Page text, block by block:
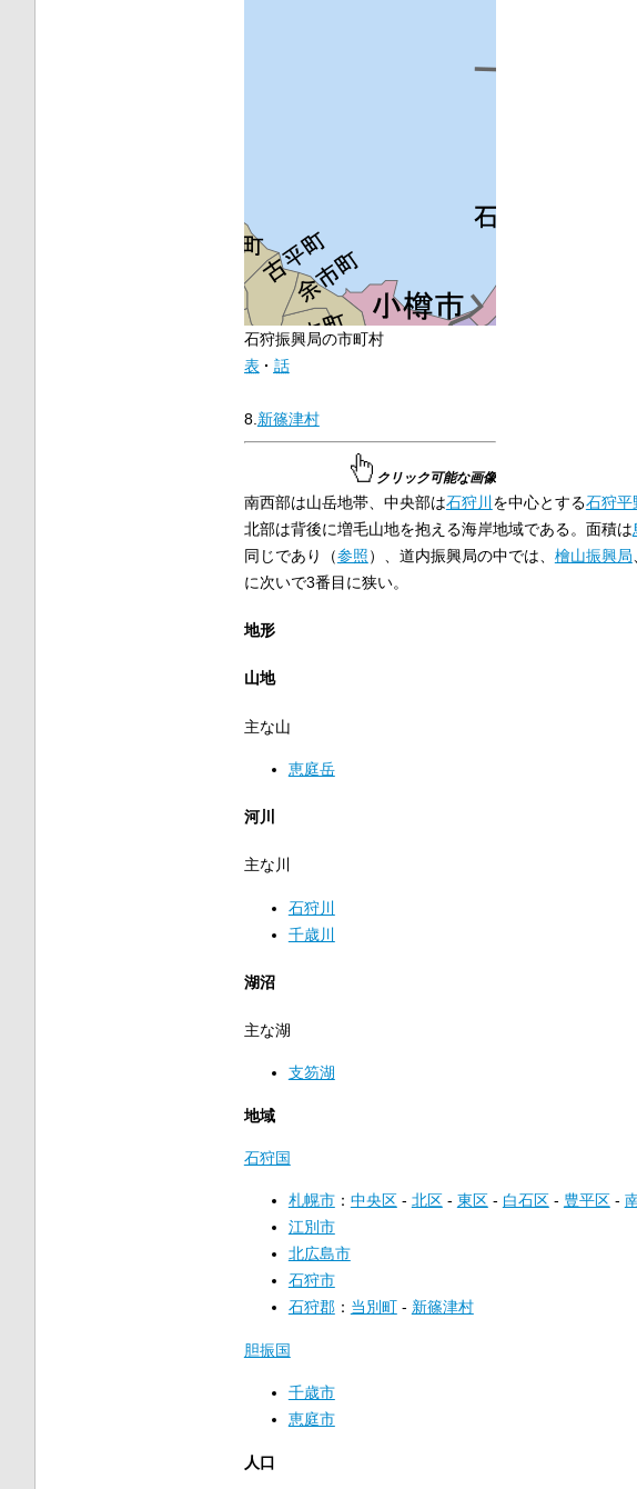
石狩振興局の市町村
表
話
8.新篠津村
クリック可能な画像
南西部は山岳地帯、中央部は石狩川 を中心とする石狩平
北部は背後に増毛山地を抱える海岸地域である。面積は
同じであり（参照）、道内振興局の中では、 檜山振興局
に次いで3番目に狭い。
地形
山地
主な山
恵庭岳
河川
主な川
石狩川
千歳川
湖沼
主な湖
支笏湖
地域
石狩国
札幌市： 中央区- 北区- 東区- 白石区- 豊平区-
江別市
北広島市
石狩市
石狩郡： 当別町- 新篠津村
胆振国
千歳市
恵庭市
人口